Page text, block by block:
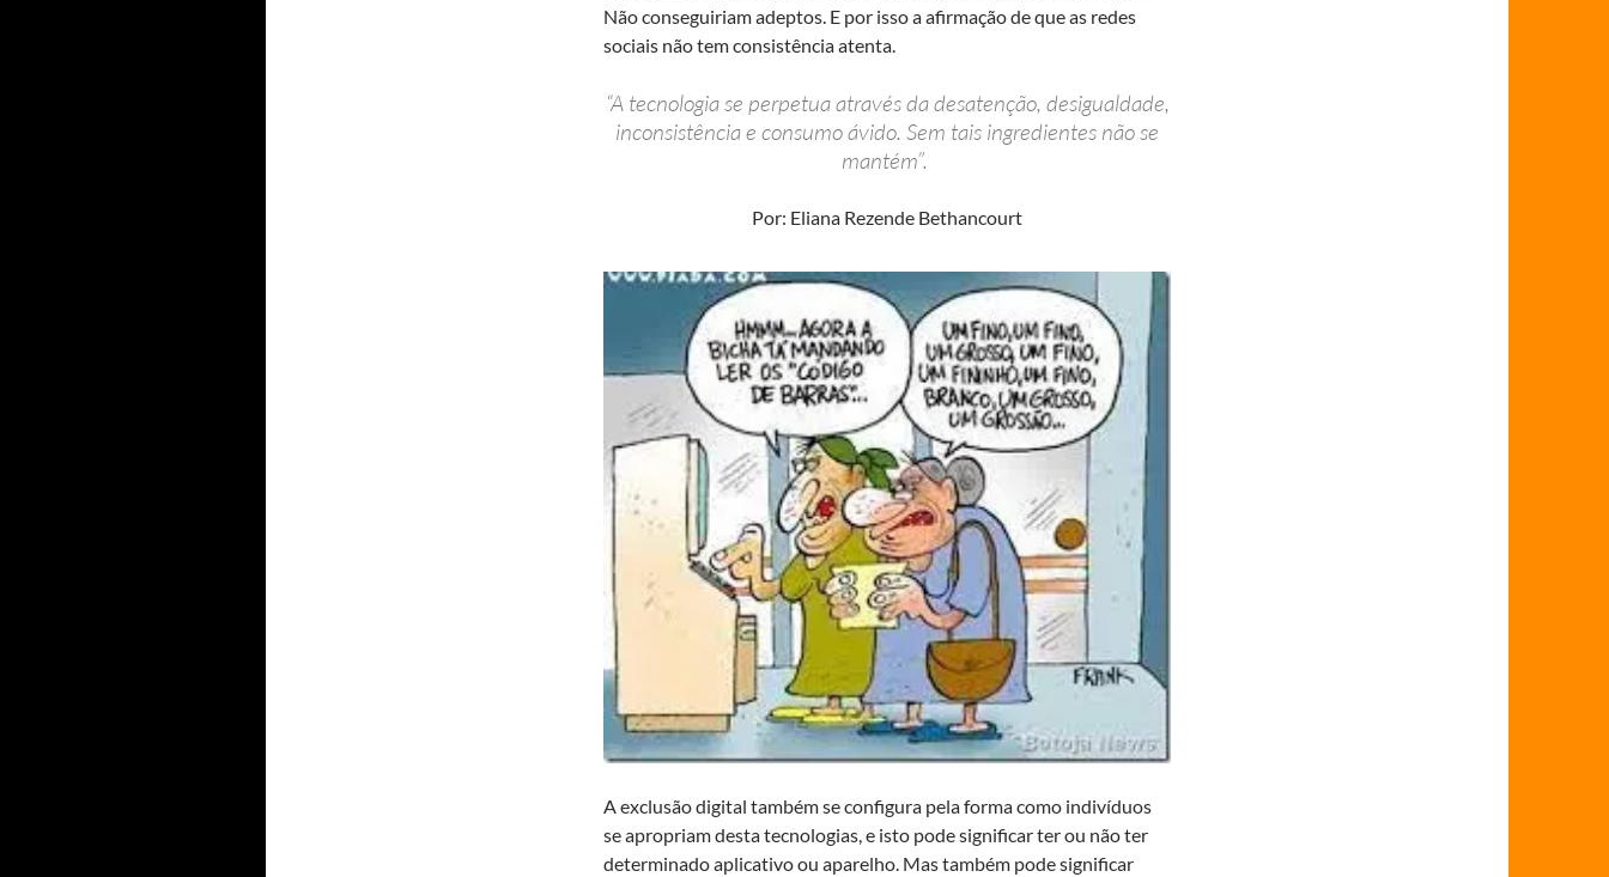
Não conseguiriam adeptos. E por isso a afirmação de que as redes
sociais não tem consistência atenta.
“A tecnologia se perpetua através da desatenção, desigualdade,
inconsistência e consumo ávido. Sem tais ingredientes não se
mantém”.
Por: Eliana Rezende Bethancourt
A exclusão digital também se configura pela forma como indivíduos
se apropriam desta tecnologias, e isto pode significar ter ou não ter
determinado aplicativo ou aparelho. Mas também pode significar